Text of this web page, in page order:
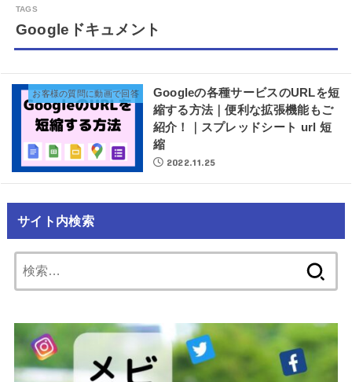
Googleドキュメント
お客様の質問に動画で回答
Googleの各種サービスのURLを短
縮する方法｜便利な拡張機能もご
紹介！｜スプレッドシート url 短
縮
2022.11.25
サイト内検索
索: